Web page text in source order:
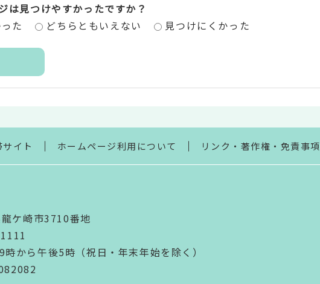
は見つけやすかったですか？
た
どちらともいえない 見つけにくかった
サイト ホームページ利用について リンク・著作権・免責事項
ケ崎市3710番地
時から午後5時（祝日・年末年始を除く）